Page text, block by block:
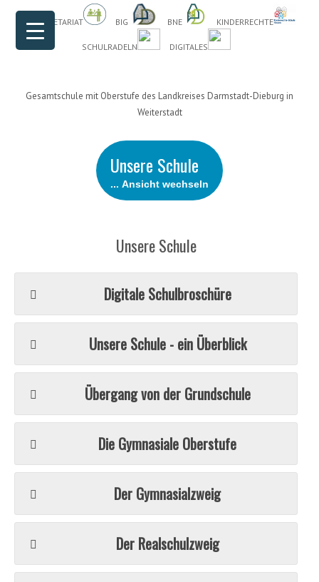
DAS SEKRETARIAT
BIG BNE KINDERRECHTE
SCHULRADELN DIGITALES
Gesamtschule mit Oberstufe des Landkreises Darmstadt-Dieburg in
Weiterstadt
Unsere Schule
... Ansicht wechseln
Unsere Schule
Digitale Schulbroschüre
Unsere Schule - ein Überblick
Übergang von der Grundschule
Die Gymnasiale Oberstufe
Der Gymnasialzweig
Der Realschulzweig